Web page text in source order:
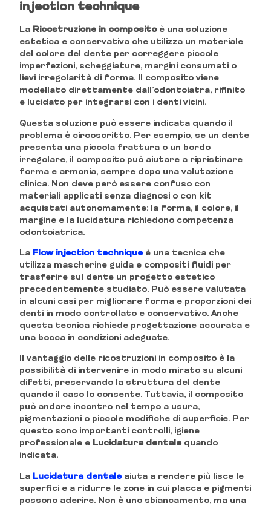
injection technique
La Ricostruzione in compositoè una soluzione
estetica e conservativa che utilizza un materiale
del colore del dente per correggere piccole
imperfezioni, scheggiature, margini consumati o
lievi irregolarità di forma. Il composito viene
modellato direttamente dall’odontoiatra, rifinito
e lucidato per integrarsi con i denti vicini.
Questa soluzione può essere indicata quando il
problema è circoscritto. Per esempio, se un dente
presenta una piccola frattura o un bordo
irregolare, il composito può aiutare a ripristinare
forma e armonia, sempre dopo una valutazione
clinica. Non deve però essere confuso con
materiali applicati senza diagnosi o con kit
acquistati autonomamente: la forma, il colore, il
margine e la lucidatura richiedono competenza
odontoiatrica.
La Flow injection technique è una tecnica che
utilizza mascherine guida e compositi fluidi per
trasferire sul dente un progetto estetico
precedentemente studiato. Può essere valutata
in alcuni casi per migliorare forma e proporzioni dei
denti in modo controllato e conservativo. Anche
questa tecnica richiede progettazione accurata e
una bocca in condizioni adeguate.
Il vantaggio delle ricostruzioni in composito è la
possibilità di intervenire in modo mirato su alcuni
difetti, preservando la struttura del dente
quando il caso lo consente. Tuttavia, il composito
può andare incontro nel tempo a usura,
pigmentazioni o piccole modifiche di superficie. Per
questo sono importanti controlli, igiene
professionale e Lucidatura dentale quando
indicata.
La Lucidatura dentale aiuta a rendere più lisce le
superfici e a ridurre le zone in cui placca e pigmenti
possono aderire. Non è uno sbiancamento, ma una